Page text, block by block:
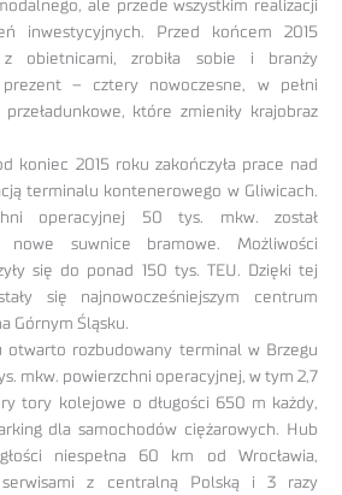
ale przede wszystkim realizacji
inwestycyjnych. Przed końcem 2015
obietnicami, zrobiła sobie i branży
– cztery nowoczesne, w pełni
które zmieniły krajobraz
koniec 2015 roku zakończyła prace nad
terminalu kontenerowego w Gliwicach.
operacyjnej 50 tys. mkw. został
suwnice bramowe. Możliwości
się do ponad 150 tys. TEU. Dzięki tej
się najnowocześniejszym centrum
Górnym Śląsku.
otwarto rozbudowany terminal w Brzegu
mkw. powierzchni operacyjnej, w tym 2,7
tory kolejowe o długości 650 m każdy,
dla samochodów ciężarowych. Hub
niespełna 60 km od Wrocławia,
serwisami z centralną Polską i 3 razy